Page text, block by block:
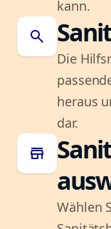
kann.
search
Die
heraus
dar.
store
Wählen